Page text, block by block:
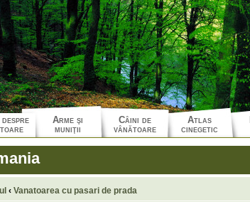
Arme şi
muniţii
Câini de
vânătoare
Atlas
cinegetic
‹ Vanatoarea cu pasari de prada